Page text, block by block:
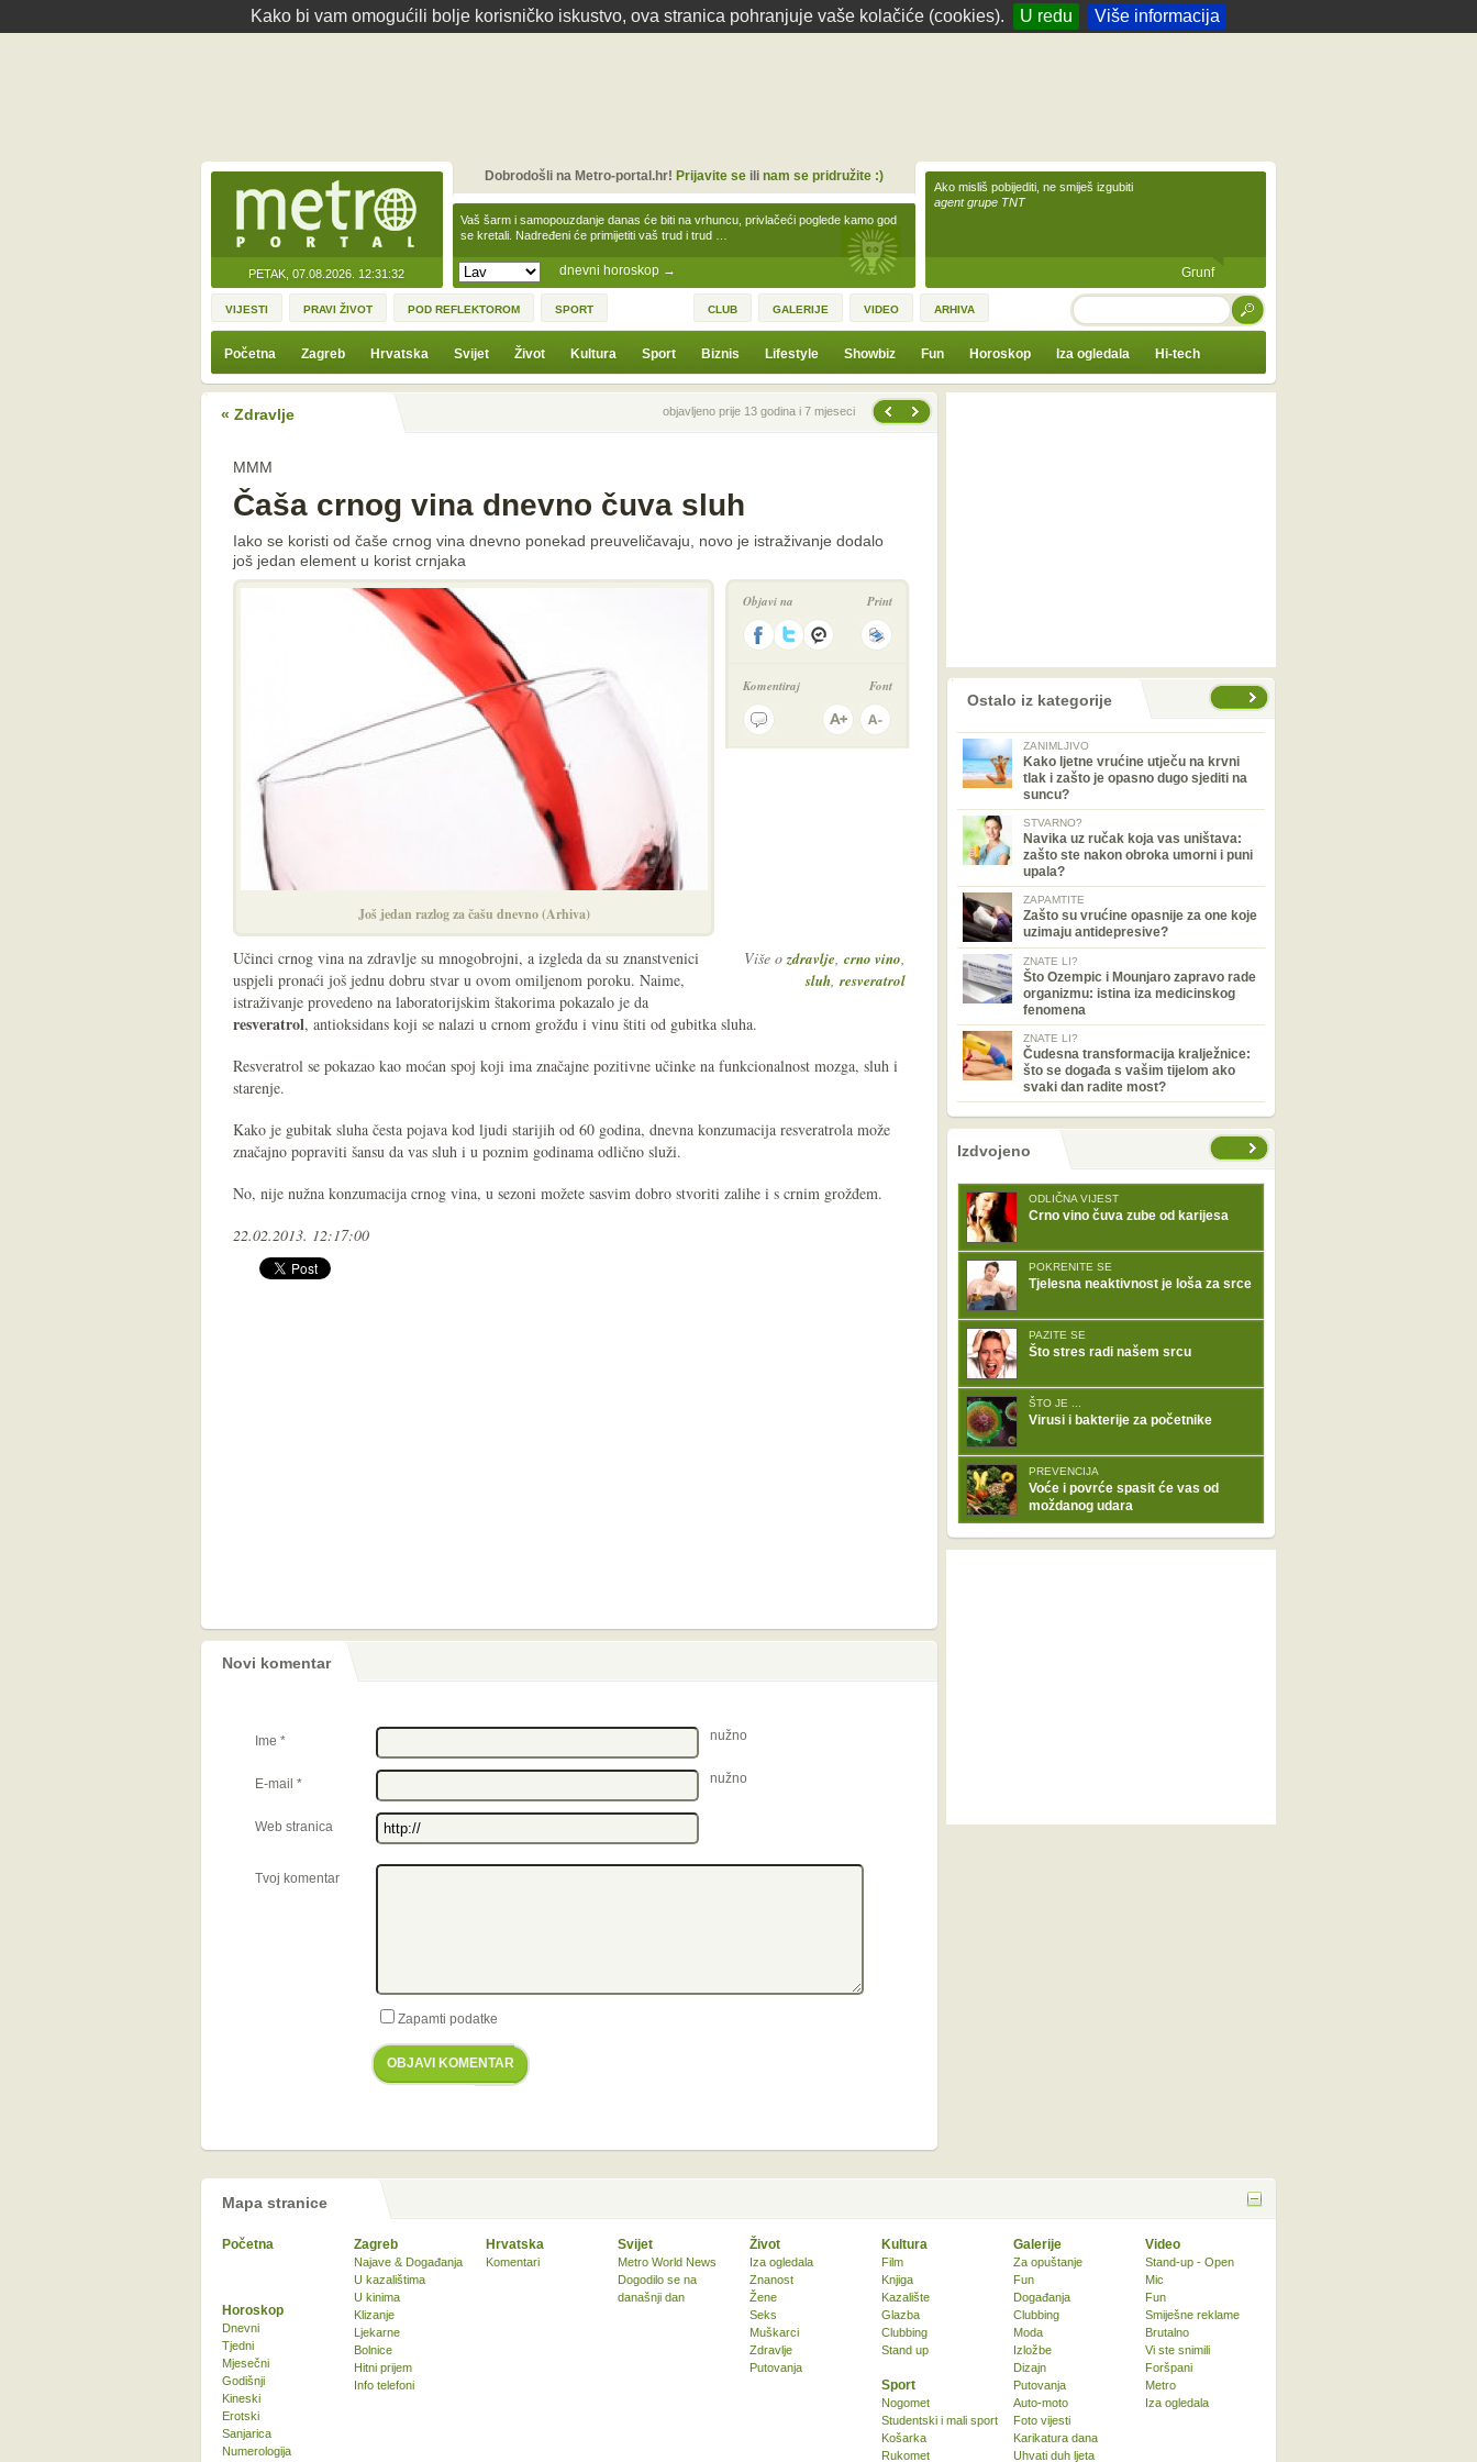
Kako bi vam omogućili bolje korisničko iskustvo, ova stranica pohranjuje vaše kolačiće (cookies). U redu Više informacija
PETAK, 07.08.2026. 12:31:32 dnevni horoskop →
Vaš šarm i samopouzdanje danas će biti na vrhuncu, privlačeći poglede kamo god
se kretali. Nadređeni će primijetiti vaš trud i trud …
Dobrodošli na Metro-portal.hr! Prijavite seili nam se pridružite :)
Ako misliš pobijediti, ne smiješ izgubiti
agent grupe TNT
Grunf
VIJESTI PRAVI ŽIVOT POD REFLEKTOROM SPORT CLUB GALERIJE VIDEO ARHIVA TRAŽI
Početna Zagreb Hrvatska Svijet Život Kultura Sport Biznis Lifestyle Showbiz Fun Horoskop Iza ogledala Hi-tech
« Zdravlje Prethodna vijestobjavljeno prije 13 godina i 7 mjeseci
MMM
Čaša crnog vina dnevno čuva sluh
Iako se koristi od čaše crnog vina dnevno ponekad preuveličavaju, novo je istraživanje dodalo
još jedan element u korist crnjaka
Još jedan razlog za čašu dnevno (Arhiva)
Objavi na Print
Komentiraj Font
Više ozdravlje, crno vino,
sluh,resveratrol
Učinci crnog vina na zdravlje su mnogobrojni, a izgleda da su znanstvenici
uspjeli pronaći još jednu dobru stvar u ovom omiljenom poroku. Naime,
istraživanje provedeno na laboratorijskim štakorima pokazalo je da
resveratrol, antioksidans koji se nalazi u crnom grožđu i vinu štiti od gubitka sluha.
Resveratrol se pokazao kao moćan spoj koji ima značajne pozitivne učinke na funkcionalnost mozga, sluh i
starenje.
Kako je gubitak sluha česta pojava kod ljudi starijih od 60 godina, dnevna konzumacija resveratrola može
značajno popraviti šansu da vas sluh i u poznim godinama odlično služi.
No, nije nužna konzumacija crnog vina, u sezoni možete sasvim dobro stvoriti zalihe i s crnim grožđem.
22.02.2013. 12:17:00
Novi komentar
Ime * nužno
E-mail * nužno
Web stranica
Tvoj komentar
Zapamti podatke
OBJAVI KOMENTAR
prethodno Ostalo iz kategorije
ZANIMLJIVO
Kako ljetne vrućine utječu na krvni
tlak i zašto je opasno dugo sjediti na
suncu?
STVARNO?
Navika uz ručak koja vas uništava:
zašto ste nakon obroka umorni i puni
upala?
ZAPAMTITE
Zašto su vrućine opasnije za one koje
uzimaju antidepresive?
ZNATE LI?
Što Ozempic i Mounjaro zapravo rade
organizmu: istina iza medicinskog
fenomena
ZNATE LI?
Čudesna transformacija kralježnice:
što se događa s vašim tijelom ako
svaki dan radite most?
nema prethodne stranice
sljedećeIzdvojeno
ODLIČNA VIJEST
Crno vino čuva zube od karijesa
POKRENITE SE
Tjelesna neaktivnost je loša za srce
PAZITE SE
Što stres radi našem srcu
ŠTO JE ...
Virusi i bakterije za početnike
PREVENCIJA
Voće i povrće spasit će vas od
moždanog udara
Mapa stranice
Početna Zagreb
Najave & Događanja
U kazalištima
U kinima
Klizanje
Ljekarne
Bolnice
Hitni prijem
Info telefoni
Hrvatska
Komentari
Svijet
Metro World News
Dogodilo se na
današnji dan
Život
Iza ogledala
Znanost
Žene
Seks
Muškarci
Zdravlje
Putovanja
Kultura
Film
Knjiga
Kazalište
Glazba
Clubbing
Stand up
Sport
Nogomet
Studentski i mali sport
Košarka
Rukomet
Horoskop
Dnevni
Tjedni
Mjesečni
Godišnji
Kineski
Erotski
Sanjarica
Numerologija
Galerije
Za opuštanje
Fun
Događanja
Clubbing
Moda
Izložbe
Dizajn
Putovanja
Auto-moto
Foto vijesti
Karikatura dana
Uhvati duh ljeta
Video
Stand-up - Open
Mic
Fun
Smiješne reklame
Brutalno
Vi ste snimili
Foršpani
Metro
Iza ogledala